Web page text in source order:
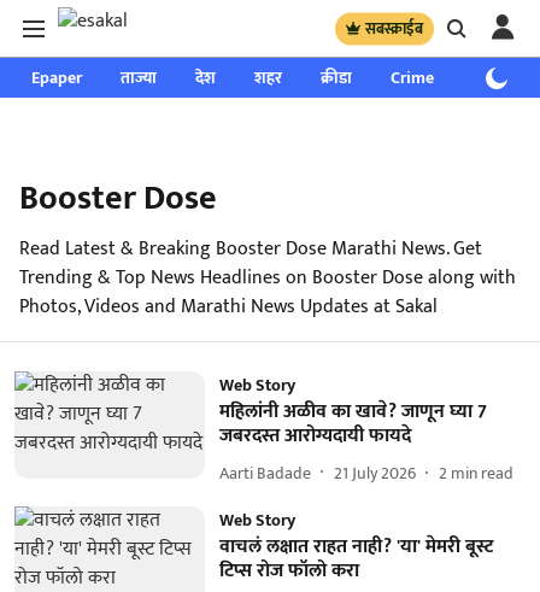
सबस्क्राईब
Epaper ताज्या देश शहर क्रीडा Crime साप्ताहिक
Booster Dose
Read Latest & Breaking Booster Dose Marathi News. Get
Trending & Top News Headlines on Booster Dose along with
Photos, Videos and Marathi News Updates at Sakal
Web Story
महिलांनी अळीव का खावे? जाणून घ्या 7
जबरदस्त आरोग्यदायी फायदे
Aarti Badade 21 July 2026 2min read
Web Story
वाचलं लक्षात राहत नाही? 'या' मेमरी बूस्ट
टिप्स रोज फॉलो करा